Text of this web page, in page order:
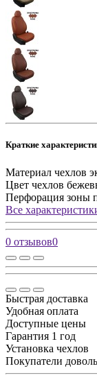
Краткие
Материал чехлов
Цвет чехлов
Перфорация зоны
Все
0 отзывов0
Быстрая доставка
Удобная оплата
Доступные цены
Гарантия 1 год
Установка чехлов
Покупатели